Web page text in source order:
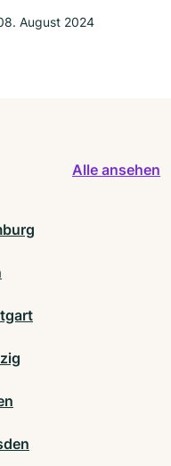
August 2024
Alle ansehen